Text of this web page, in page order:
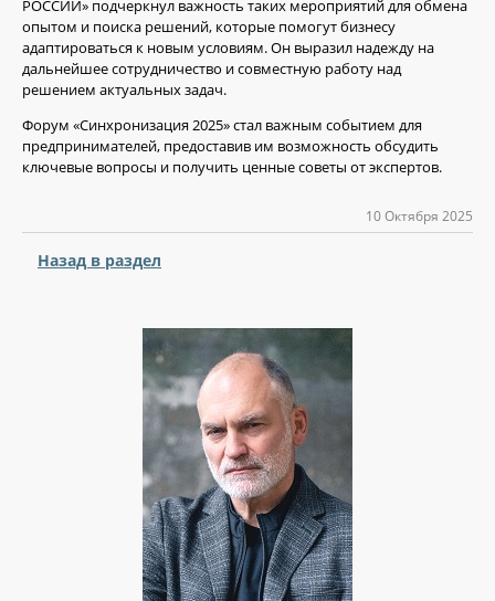
РОССИИ» подчеркнул важность таких мероприятий для обмена
опытом и поиска решений, которые помогут бизнесу
адаптироваться к новым условиям. Он выразил надежду на
дальнейшее сотрудничество и совместную работу над
решением актуальных задач.
Форум «Синхронизация 2025» стал важным событием для
предпринимателей, предоставив им возможность обсудить
ключевые вопросы и получить ценные советы от экспертов.
10 Октября 2025
Назад в раздел